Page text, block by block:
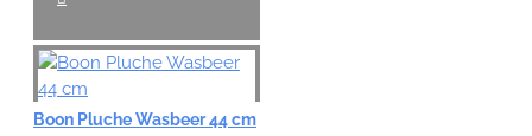
Boon Pluche Wasbeer 44 cm